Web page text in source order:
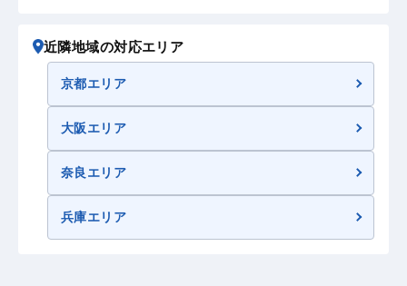
近隣地域の対応エリア
京都エリア
大阪エリア
奈良エリア
兵庫エリア